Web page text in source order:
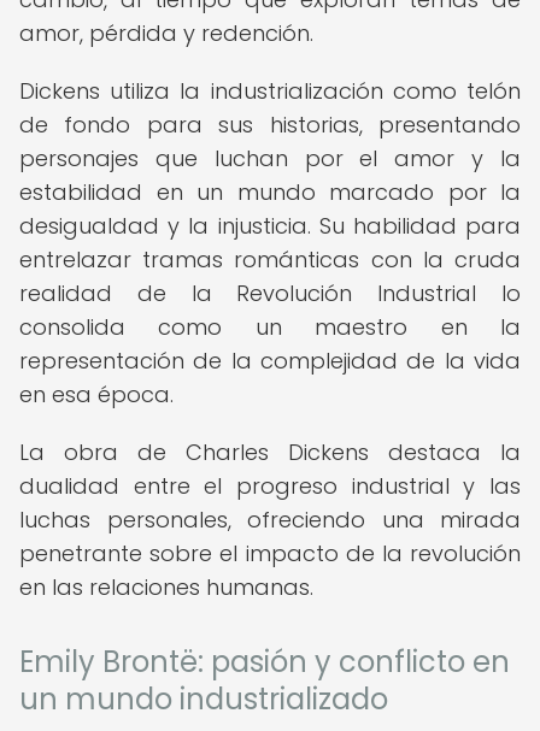
amor, pérdida y redención.
Dickens utiliza la industrialización como telón
de fondo para sus historias, presentando
personajes que luchan por el amor y la
estabilidad en un mundo marcado por la
desigualdad y la injusticia. Su habilidad para
entrelazar tramas románticas con la cruda
realidad de la Revolución Industrial lo
consolida como un maestro en la
representación de la complejidad de la vida
en esa época.
La obra de Charles Dickens destaca la
dualidad entre el progreso industrial y las
luchas personales, ofreciendo una mirada
penetrante sobre el impacto de la revolución
en las relaciones humanas.
Emily Brontë: pasión y conflicto en
un mundo industrializado